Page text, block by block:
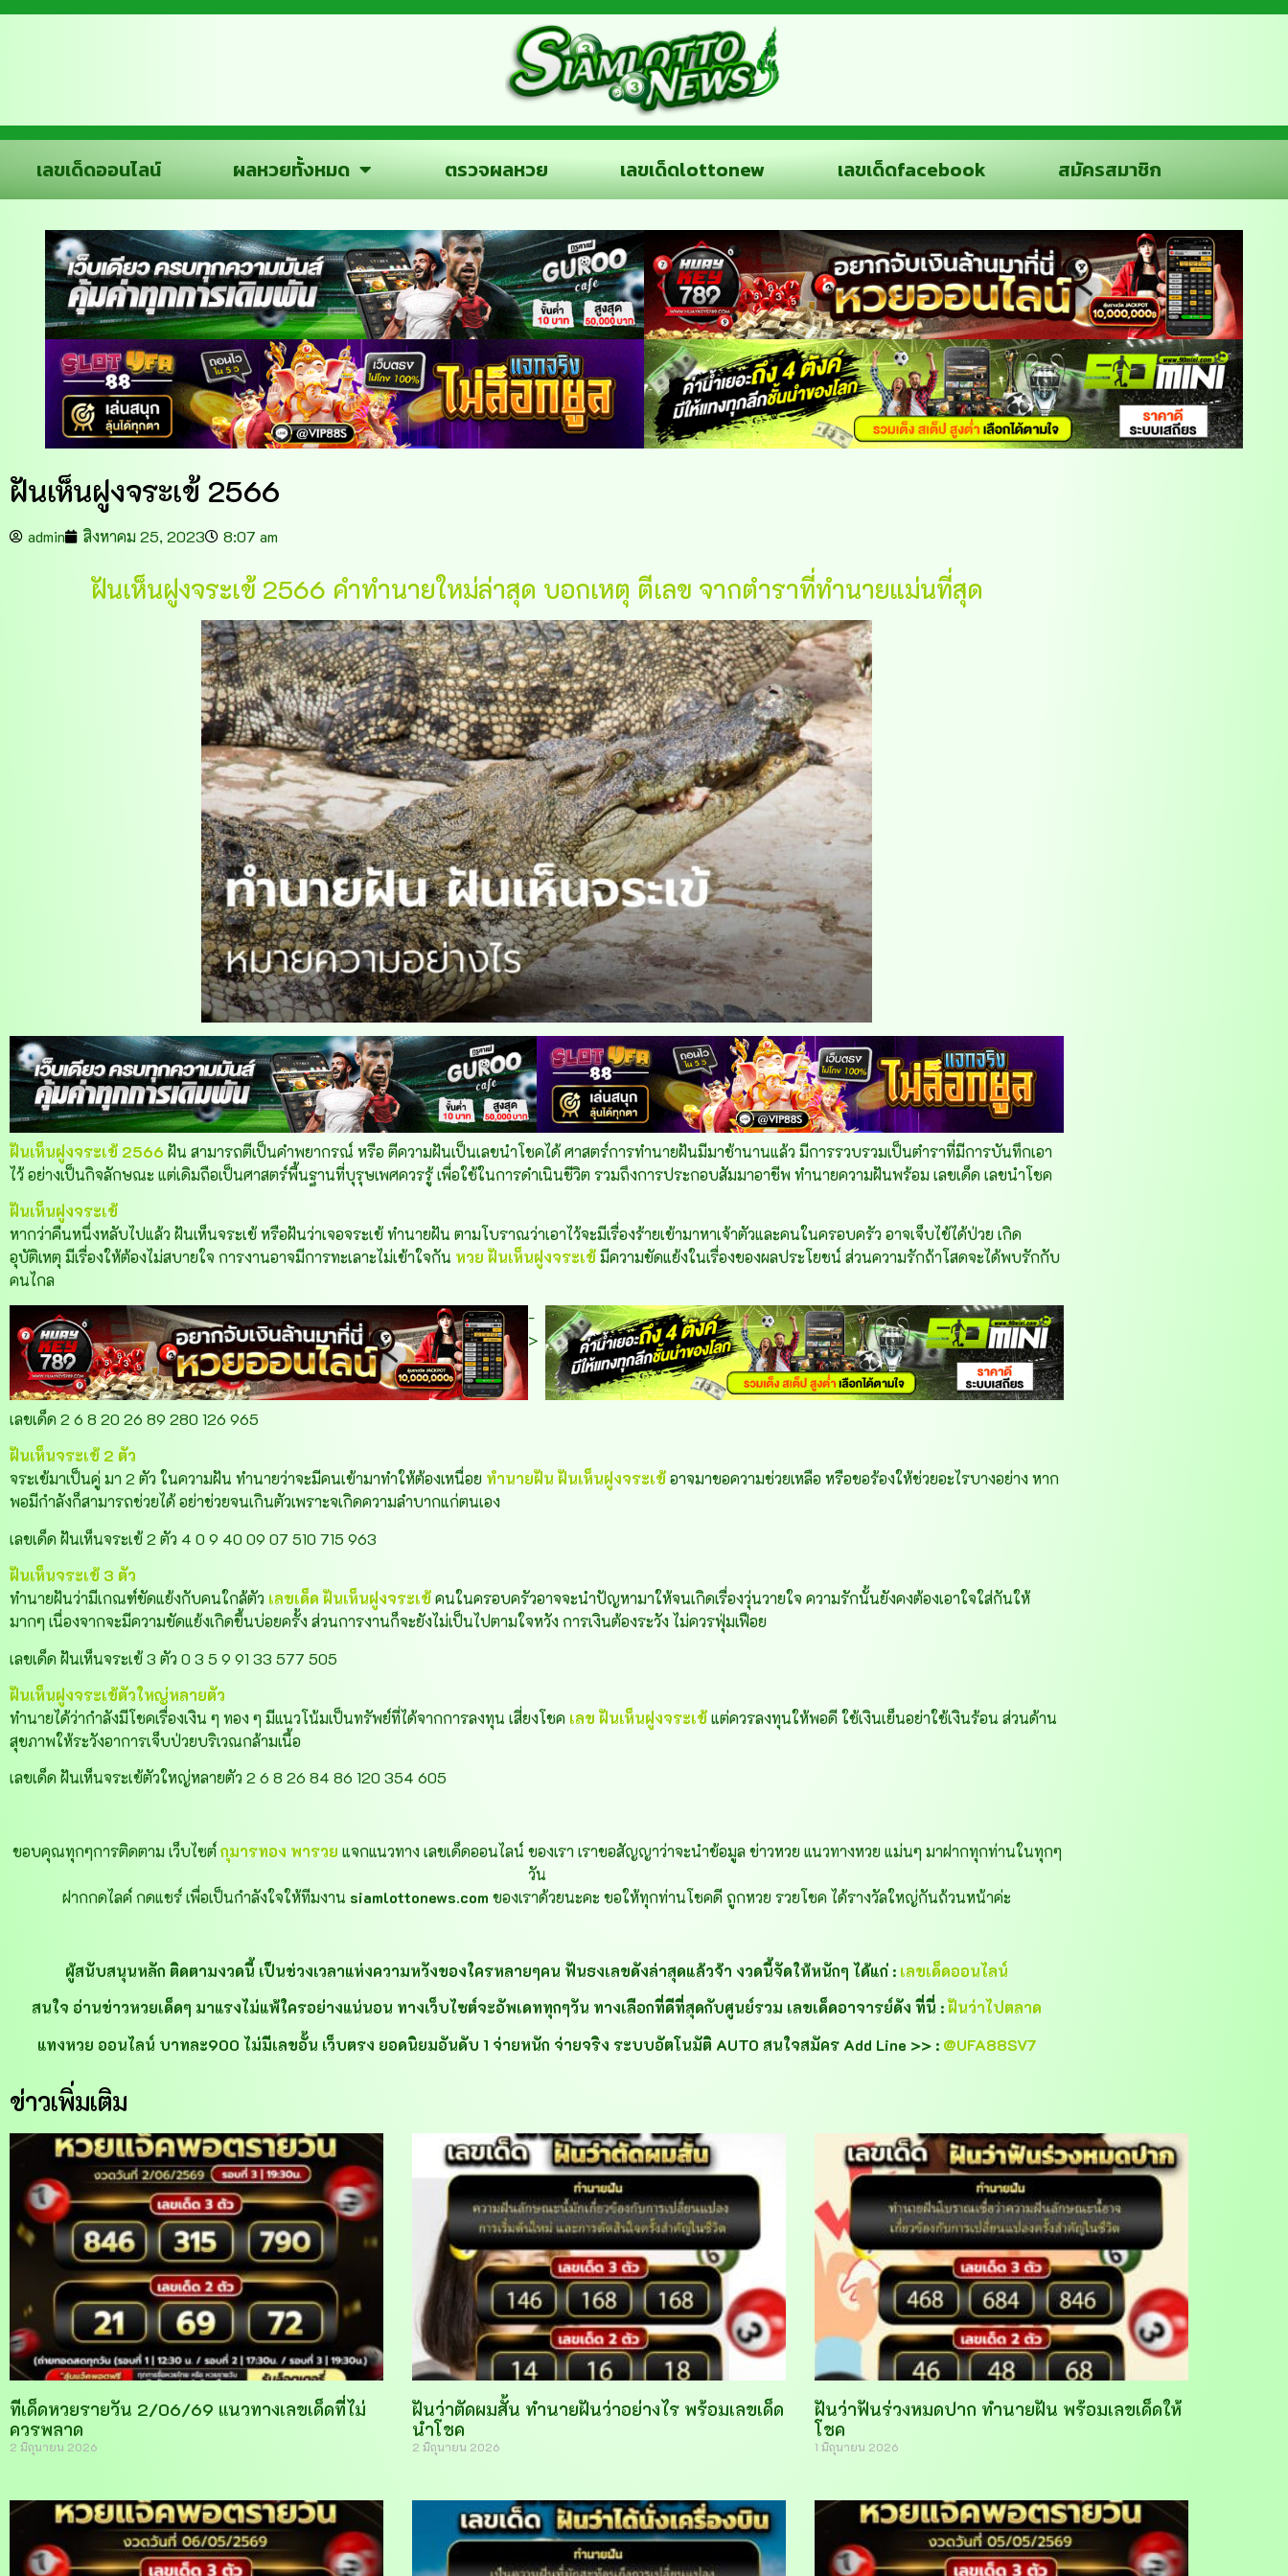
เลขเด็ดออนไลน์ ผลหวยทั้งหมด ตรวจผลหวย เลขเด็ดlottonew เลขเด็ดfacebook สมัครสมาชิก
ฝันเห็นฝูงจระเข้ 2566
admin สิงหาคม 25, 2023 8:07 am
ฝันเห็นฝูงจระเข้ 2566 คำทำนายใหม่ล่าสุด บอกเหตุ ตีเลข จากตำราที่ทำนายแม่นที่สุด
ฝันเห็นฝูงจระเข้ 2566 ฝัน สามารถตีเป็นคำพยากรณ์ หรือ ตีความฝันเป็นเลขนำโชคได้ ศาสตร์การทำนายฝันมีมาช้านานแล้ว มีการรวบรวมเป็นตำราที่มีการบันทึกเอา
ไว้ อย่างเป็นกิจลักษณะ แต่เดิมถือเป็นศาสตร์พื้นฐานที่บุรุษเพศควรรู้ เพื่อใช้ในการดำเนินชีวิต รวมถึงการประกอบสัมมาอาชีพ ทำนายความฝันพร้อม เลขเด็ด เลขนำโชค
ฝันเห็นฝูงจระเข้
หากว่าคืนหนึ่งหลับไปแล้ว ฝันเห็นจระเข้ หรือฝันว่าเจอจระเข้ ทำนายฝัน ตามโบราณว่าเอาไว้จะมีเรื่องร้ายเข้ามาหาเจ้าตัวและคนในครอบครัว อาจเจ็บไข้ได้ป่วย เกิด
อุบัติเหตุ มีเรื่องให้ต้องไม่สบายใจ การงานอาจมีการทะเลาะไม่เข้าใจกัน หวย ฝันเห็นฝูงจระเข้มีความขัดแย้งในเรื่องของผลประโยชน์ ส่วนความรักถ้าโสดจะได้พบรักกับ
คนไกล
-
>
เลขเด็ด 2 6 8 20 26 89 280 126 965
ฝันเห็นจระเข้ 2 ตัว
จระเข้มาเป็นคู่ มา 2 ตัว ในความฝัน ทำนายว่าจะมีคนเข้ามาทำให้ต้องเหนื่อย ทำนายฝัน ฝันเห็นฝูงจระเข้อาจมาขอความช่วยเหลือ หรือขอร้องให้ช่วยอะไรบางอย่าง หาก
พอมีกำลังก็สามารถช่วยได้ อย่าช่วยจนเกินตัวเพราะจเกิดความลำบากแก่ตนเอง
เลขเด็ด ฝันเห็นจระเข้ 2 ตัว 4 0 9 40 09 07 510 715 963
ฝันเห็นจระเข้ 3 ตัว
ทำนายฝันว่ามีเกณฑ์ขัดแย้งกับคนใกล้ตัว เลขเด็ด ฝันเห็นฝูงจระเข้คนในครอบครัวอาจจะนำปัญหามาให้จนเกิดเรื่องวุ่นวายใจ ความรักนั้นยังคงต้องเอาใจใส่กันให้
มากๆ เนื่องจากจะมีความขัดแย้งเกิดขึ้นบ่อยครั้ง ส่วนการงานก็จะยังไม่เป็นไปตามใจหวัง การเงินต้องระวัง ไม่ควรฟุ่มเฟือย
เลขเด็ด ฝันเห็นจระเข้ 3 ตัว 0 3 5 9 91 33 577 505
ฝันเห็นฝูงจระเข้ตัวใหญ่หลายตัว
ทำนายได้ว่ากำลังมีโชคเรื่องเงิน ๆ ทอง ๆ มีแนวโน้มเป็นทรัพย์ที่ได้จากการลงทุน เสี่ยงโชค เลข ฝันเห็นฝูงจระเข้แต่ควรลงทุนให้พอดี ใช้เงินเย็นอย่าใช้เงินร้อน ส่วนด้าน
สุขภาพให้ระวังอาการเจ็บป่วยบริเวณกล้ามเนื้อ
เลขเด็ด ฝันเห็นจระเข้ตัวใหญ่หลายตัว 2 6 8 26 84 86 120 354 605
ขอบคุณทุกๆการติดตาม เว็บไซต์กุมารทอง พารวย แจกแนวทาง เลขเด็ดออนไลน์ ของเรา เราขอสัญญาว่าจะนำข้อมูล ข่าวหวย แนวทางหวย แม่นๆ มาฝากทุกท่านในทุกๆ
วัน
ฝากกดไลค์ กดแชร์ เพื่อเป็นกำลังใจให้ทีมงาน siamlottonews.com ของเราด้วยนะคะ ขอให้ทุกท่านโชคดี ถูกหวย รวยโชค ได้รางวัลใหญ่กันถ้วนหน้าค่ะ
ผู้สนับสนุนหลัก ติดตามงวดนี้ เป็นช่วงเวลาแห่งความหวังของใครหลายๆคน ฟันธงเลขดังล่าสุดแล้วจ้า งวดนี้จัดให้หนักๆ ได้แก่ : เลขเด็ดออนไลน์
สนใจ อ่านข่าวหวยเด็ดๆ มาแรงไม่แพ้ใครอย่างแน่นอน ทางเว็บไซต์จะอัพเดททุกๆวัน ทางเลือกที่ดีที่สุดกับศูนย์รวม เลขเด็ดอาจารย์ดัง ที่นี่ :ฝันว่าไปตลาด
แทงหวย ออนไลน์ บาทละ900 ไม่มีเลขอั้น เว็บตรง ยอดนิยมอันดับ 1 จ่ายหนัก จ่ายจริง ระบบอัตโนมัติ AUTO สนใจสมัคร Add Line >> : @UFA88SV7
ข่าวเพิ่มเติม
ทีเด็ดหวยรายวัน 2/06/69 แนวทางเลขเด็ดที่ไม่
ควรพลาด
2 มิถุนายน 2026
ฝันว่าตัดผมสั้น ทำนายฝันว่าอย่างไร พร้อมเลขเด็ด
นำโชค
2 มิถุนายน 2026
ฝันว่าฟันร่วงหมดปาก ทำนายฝัน พร้อมเลขเด็ดให้
โชค
1 มิถุนายน 2026